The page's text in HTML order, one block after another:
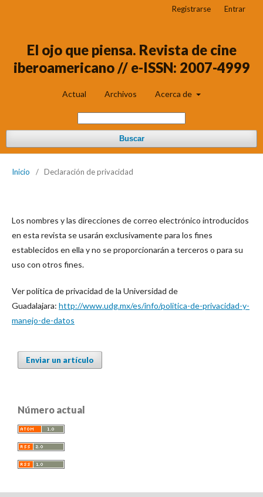
El ojo que piensa. Revista de cine
iberoamericano // e-ISSN: 2007-4999
Actual Archivos Acerca de
Buscar
Registrarse Entrar
Inicio / Declaración de privacidad
Los nombres y las direcciones de correo electrónico introducidos
en esta revista se usarán exclusivamente para los fines
establecidos en ella y no se proporcionarán a terceros o para su
uso con otros fines.
Ver política de privacidad de la Universidad de
Guadalajara: http://www.udg.mx/es/info/politica-de-privacidad-y-
manejo-de-datos
Enviar un artículo
Número actual